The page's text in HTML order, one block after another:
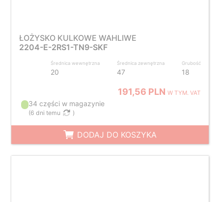
ŁOŻYSKO KULKOWE WAHLIWE
2204-E-2RS1-TN9-SKF
Średnica wewnętrzna
20
Średnica zewnętrzna
47
Grubość
18
191,56 PLNW TYM. VAT
34 części w magazynie
(6 dni temu )
DODAJ DO KOSZYKA